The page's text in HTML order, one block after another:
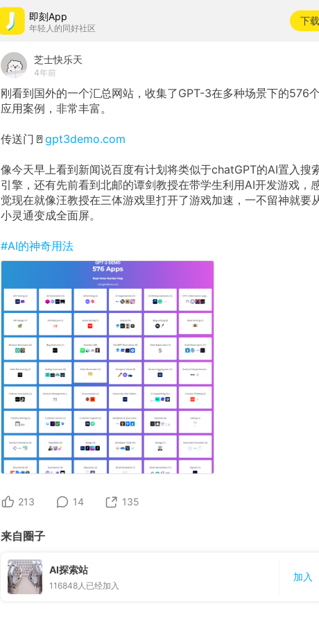
即刻App
年轻人的同好社区
下载
芝士快乐天
4年前
刚看到国外的一个汇总网站，收集了GPT-3在多种场景下的576个
应用案例，非常丰富。
传送门🚪 gpt3demo.com
像今天早上看到新闻说百度有计划将类似于chatGPT的AI置入搜
引擎，还有先前看到北邮的谭剑教授在带学生利用AI开发游戏，
觉现在就像汪教授在三体游戏里打开了游戏加速，一不留神就要
小灵通变成全面屏。
#AI的神奇用法
213 14 135
来自圈子
AI探索站
116848 人已经加入
加入